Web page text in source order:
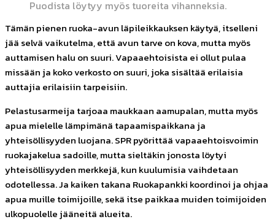
Puodista löytyy myös tuoreita vihanneksia.
Tämän pienen ruoka-avun läpileikkauksen käytyä, itselleni
jää selvä vaikutelma, että avun tarve on kova, mutta myös
auttamisen halu on suuri. Vapaaehtoisista ei ollut pulaa
missään ja koko verkosto on suuri, joka sisältää erilaisia
auttajia erilaisiin tarpeisiin.
Pelastusarmeija tarjoaa maukkaan aamupalan, mutta myös
apua mielelle lämpimänä tapaamispaikkana ja
yhteisöllisyyden luojana. SPR pyörittää vapaaehtoisvoimin
ruokajakelua sadoille, mutta sieltäkin jonosta löytyi
yhteisöllisyyden merkkejä, kun kuulumisia vaihdetaan
odotellessa. Ja kaiken takana Ruokapankki koordinoi ja ohjaa
apua muille toimijoille, sekä itse paikkaa muiden toimijoiden
ulkopuolelle jääneitä alueita.